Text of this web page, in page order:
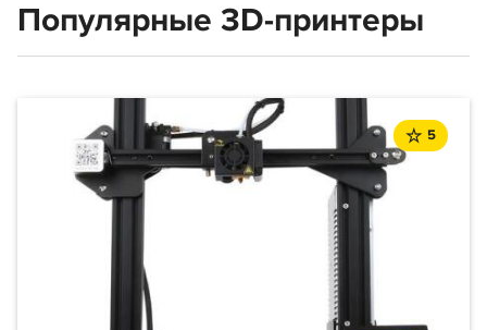
Популярные 3D-принтеры
5